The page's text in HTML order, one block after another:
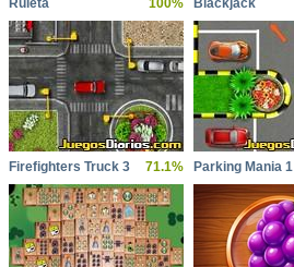
Ruleta 100% Blackjack
Firefighters Truck 3 71.1% Parking Mania 1